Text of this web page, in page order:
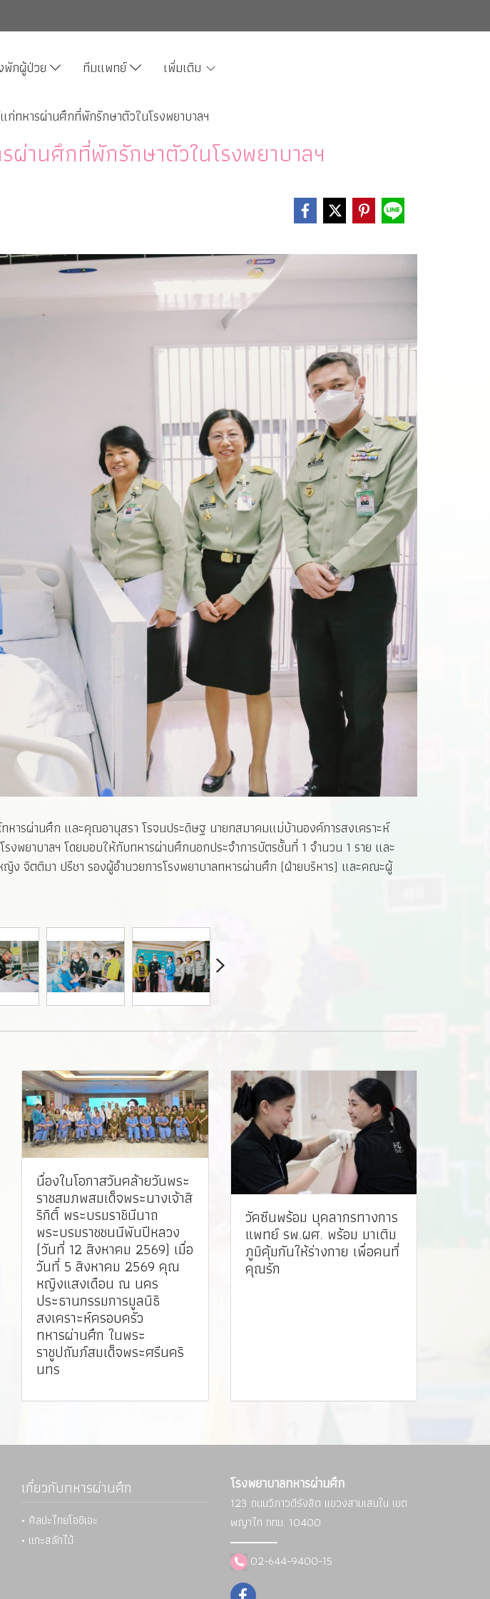
พักผู้ป่วย ทีมแพทย์ เพิ่มเติม
ทหารผ่านศึกที่พักรักษาตัวในโรงพยาบาลฯ
ผ่านศึกที่พักรักษาตัวในโรงพยาบาลฯ
หารผ่านศึก และคุณอานุสรา โรจนประดิษฐ นายกสมาคมแม่บ้านองค์การสงเคราะห์
ยาบาลฯ โดยมอบให้กับทหารผ่านศึกนอกประจำการบัตรชั้นที่ 1 จำนวน 1 ราย และ
จิตติมา ปรีชา รองผู้อำนวยการโรงพยาบาลทหารผ่านศึก (ฝ่ายบริหาร) และคณะผู้
นื่องในโอกาสวันคล้ายวันพระ
ราชสมภพสมเด็จพระนางเจ้าสิ
ริกิติ์ พระบรมราชินีนาถ
พระบรมราชชนนีพันปีหลวง
(วันที่ 12 สิงหาคม 2569) เมื่อ
วันที่ 5 สิงหาคม 2569 คุณ
หญิงแสงเดือน ณ นคร
ประธานกรรมการมูลนิธิ
สงเคราะห์ครอบครัว
ทหารผ่านศึก ในพระ
ราชูปถัมภ์สมเด็จพระศรีนคริ
นทร
วัคซีนพร้อม บุคลากรทางการ
แพทย์ รพ.ผศ. พร้อม มาเติม
ภูมิคุ้มกันให้ร่างกาย เพื่อคนที่
คุณรัก
เกี่ยวกับทหารผ่านศึก
• ศิลปะไทยโอชิเอะ
• แกะสลักไม้
โรงพยาบาลทหารผ่านศึก
123 ถนนวิภาวดีรังสิต แขวงสามเสนใน เขต
พญาไท กทม. 10400
02-644-9400-15